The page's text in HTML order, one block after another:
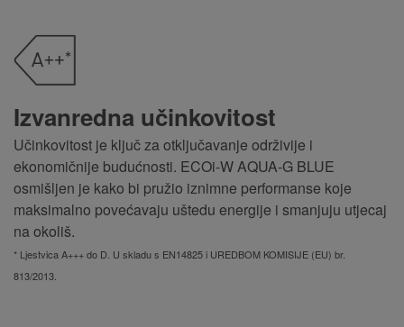
Izvanredna učinkovitost
Učinkovitost je ključ za otključavanje održivije i
ekonomičnije budućnosti. ECOi-W AQUA-G BLUE
osmišljen je kako bi pružio iznimne performanse koje
maksimalno povećavaju uštedu energije i smanjuju utjecaj
na okoliš.
* Ljestvica A+++ do D. U skladu s EN14825 i UREDBOM KOMISIJE (EU) br.
813/2013.